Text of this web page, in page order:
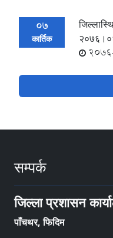
07
कार्तिक
सम्पर्क
जिल्ला प्रशासन
पाँचथर, फिदिम